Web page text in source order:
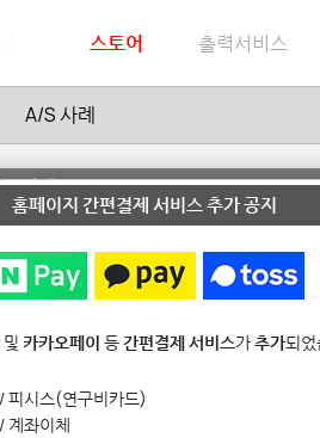
스토어 출력서비스
A/S 사례
안내
1:1 문
홈페이지 간편결제 서비스 추가 공지
및 카카오페이 등간편결제 서비스가추가되
피시스(연구비카드)
계좌이체